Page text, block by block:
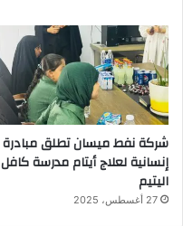
شركة نفط ميسان تطلق مبادرة
إنسانية لعلاج أيتام مدرسة كافل
اليتيم
27 أغسطس، 2025